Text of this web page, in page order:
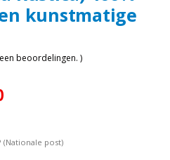
kunstmatige
beoordelingen. )
(Nationale post)